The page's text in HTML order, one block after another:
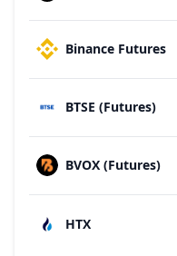
Binance Futures
BTSE (Futures)
BVOX (Futures)
HTX